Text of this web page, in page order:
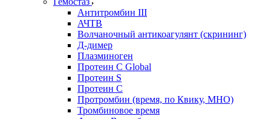
Антитромбин III
АЧТВ
Волчаночный антикоагулянт (скрининг)
Д-димер
Плазминоген
Протеин C Global
Протеин S
Протеин С
Протромбин (время, по Квику, МНО)
Тромбиновое время